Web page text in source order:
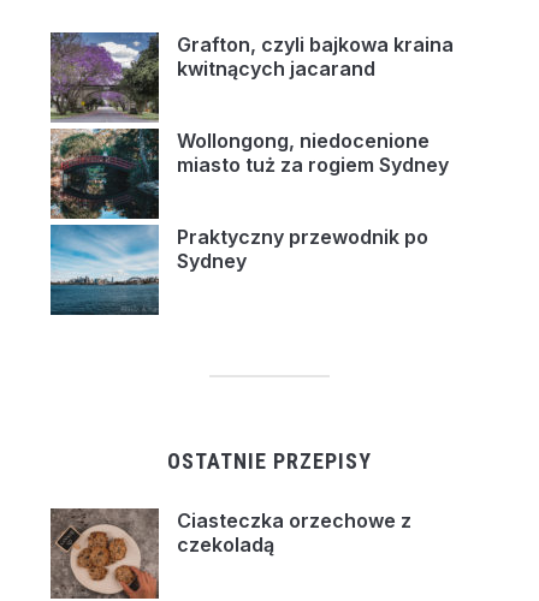
Grafton, czyli bajkowa kraina
kwitnących jacarand
Wollongong, niedocenione
miasto tuż za rogiem Sydney
Praktyczny przewodnik po
Sydney
OSTATNIE PRZEPISY
Ciasteczka orzechowe z
czekoladą